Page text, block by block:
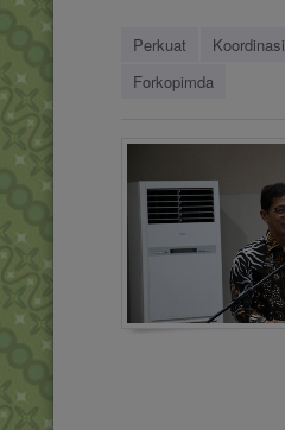
Perkuat Koordinasi
Forkopimda